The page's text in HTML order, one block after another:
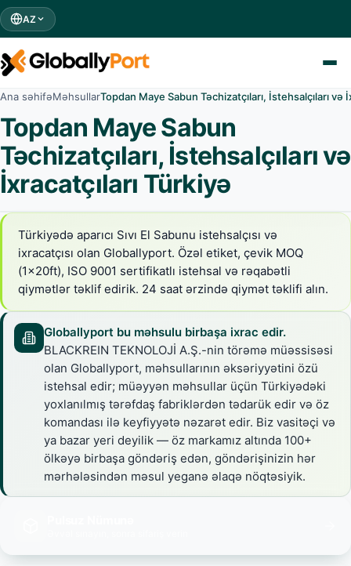
AZ
Ana səhifəMəhsullarTopdan Maye Sabun Təchizatçıları, İstehsalçıları və
Topdan Maye Sabun
Təchizatçıları, İstehsalçıları və
İxracatçıları Türkiyə
Türkiyədə aparıcı Sıvı El Sabunu istehsalçısı və
ixracatçısı olan Globallyport. Özəl etiket, çevik MOQ
(1x20ft), ISO 9001 sertifikatlı istehsal və rəqabətli
qiymətlər təklif edirik. 24 saat ərzində qiymət təklifi alın.
Globallyport bu məhsulu birbaşa ixrac edir.
BLACKREIN TEKNOLOJİ A.Ş.-nin törəmə müəssisəsi
olan Globallyport, məhsullarının əksəriyyətini özü
istehsal edir; müəyyən məhsullar üçün Türkiyədəki
yoxlanılmış tərəfdaş fabriklərdən tədarük edir və öz
komandası ilə keyfiyyətə nəzarət edir. Biz vasitəçi və
ya bazar yeri deyilik — öz markamız altında 100+
ölkəyə birbaşa göndəriş edən, göndərişinizin hər
mərhələsindən məsul yeganə əlaqə nöqtəsiyik.